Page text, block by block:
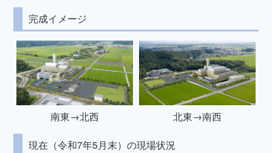
完成イメージ
南東→北西 北東→南西
現在（令和7年5月末）の現場状況